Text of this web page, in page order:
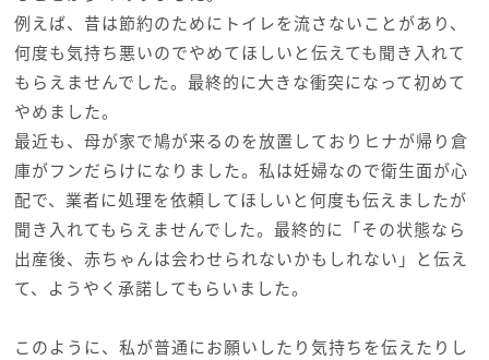
例えば、昔は節約のためにトイレを流さないことがあり、
何度も気持ち悪いのでやめてほしいと伝えても聞き入れて
もらえませんでした。最終的に大きな衝突になって初めて
やめました。
最近も、母が家で鳩が来るのを放置しておりヒナが帰り倉
庫がフンだらけになりました。私は妊婦なので衛生面が心
配で、業者に処理を依頼してほしいと何度も伝えましたが
聞き入れてもらえませんでした。最終的に「その状態なら
出産後、赤ちゃんは会わせられないかもしれない」と伝え
て、ようやく承諾してもらいました。
このように、私が普通にお願いしたり気持ちを伝えたりし